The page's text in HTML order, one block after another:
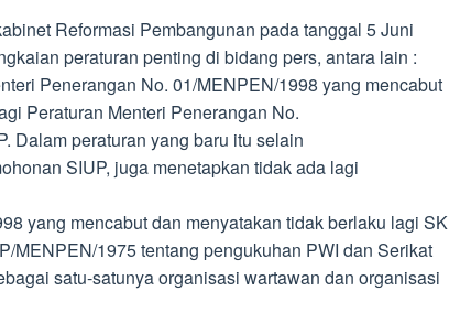
Reformasi Pembangunan pada tanggal 5 Juni
peraturan penting di bidang pers, antara lain :
Penerangan No. 01/MENPEN/1998 yang mencabut
Peraturan Menteri Penerangan No.
Dalam peraturan yang baru itu selain
SIUP, juga menetapkan tidak ada lagi
yang mencabut dan menyatakan tidak berlaku lagi SK
MENPEN/1975 tentang pengukuhan PWI dan Serikat
satu-satunya organisasi wartawan dan organisasi